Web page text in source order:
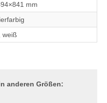
mm
weiß
anderen Größen: